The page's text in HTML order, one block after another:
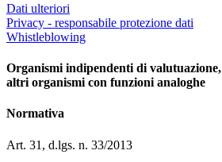
Dati ulteriori
Privacy - responsabile protezione dati
Whistleblowing
Organismi indipendenti di
altri organismi con funzioni analoghe
Normativa
Art. 31, d.lgs. n. 33/2013